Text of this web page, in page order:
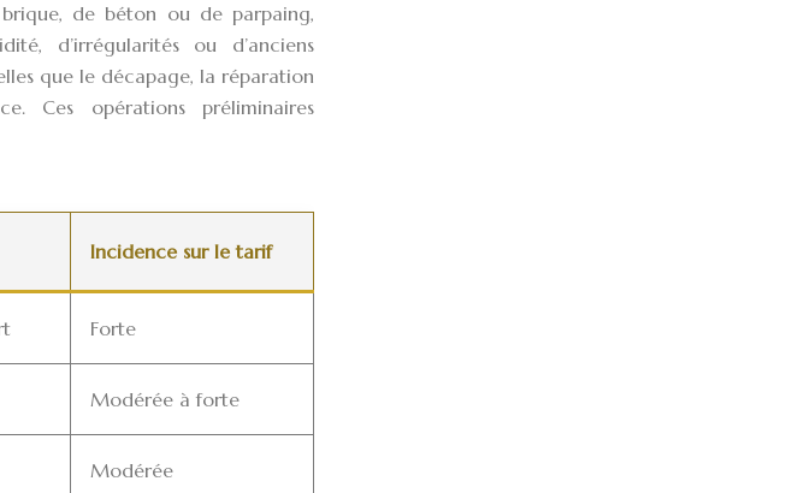
de béton ou de parpaing,
d’irrégularités ou d’anciens
que le décapage, la réparation
Ces opérations préliminaires
Incidence sur le tarif
Forte
Modérée à forte
Modérée